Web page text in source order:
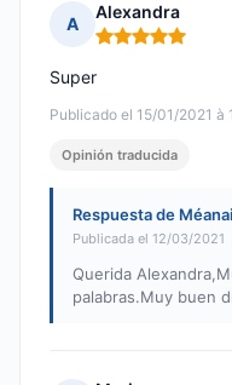
A
Alexandra
Nota: 5 de 5
Publicado el 15/01/2021 à
Super
Opinión traducida
Respuesta de
Publicada el 12/03/2021
Querida
palabras.Muy buen